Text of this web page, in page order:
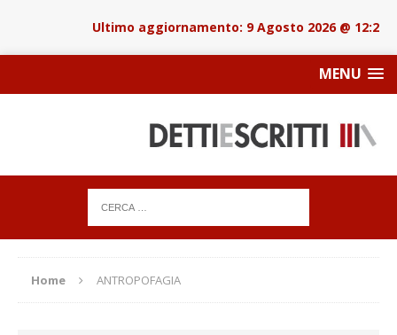
9 Agosto 2026 @ 12:23
MENU
Home ANTROPOFAGIA